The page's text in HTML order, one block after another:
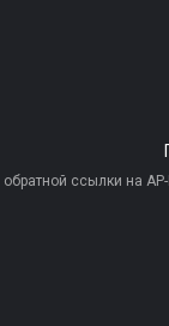
ссылки на